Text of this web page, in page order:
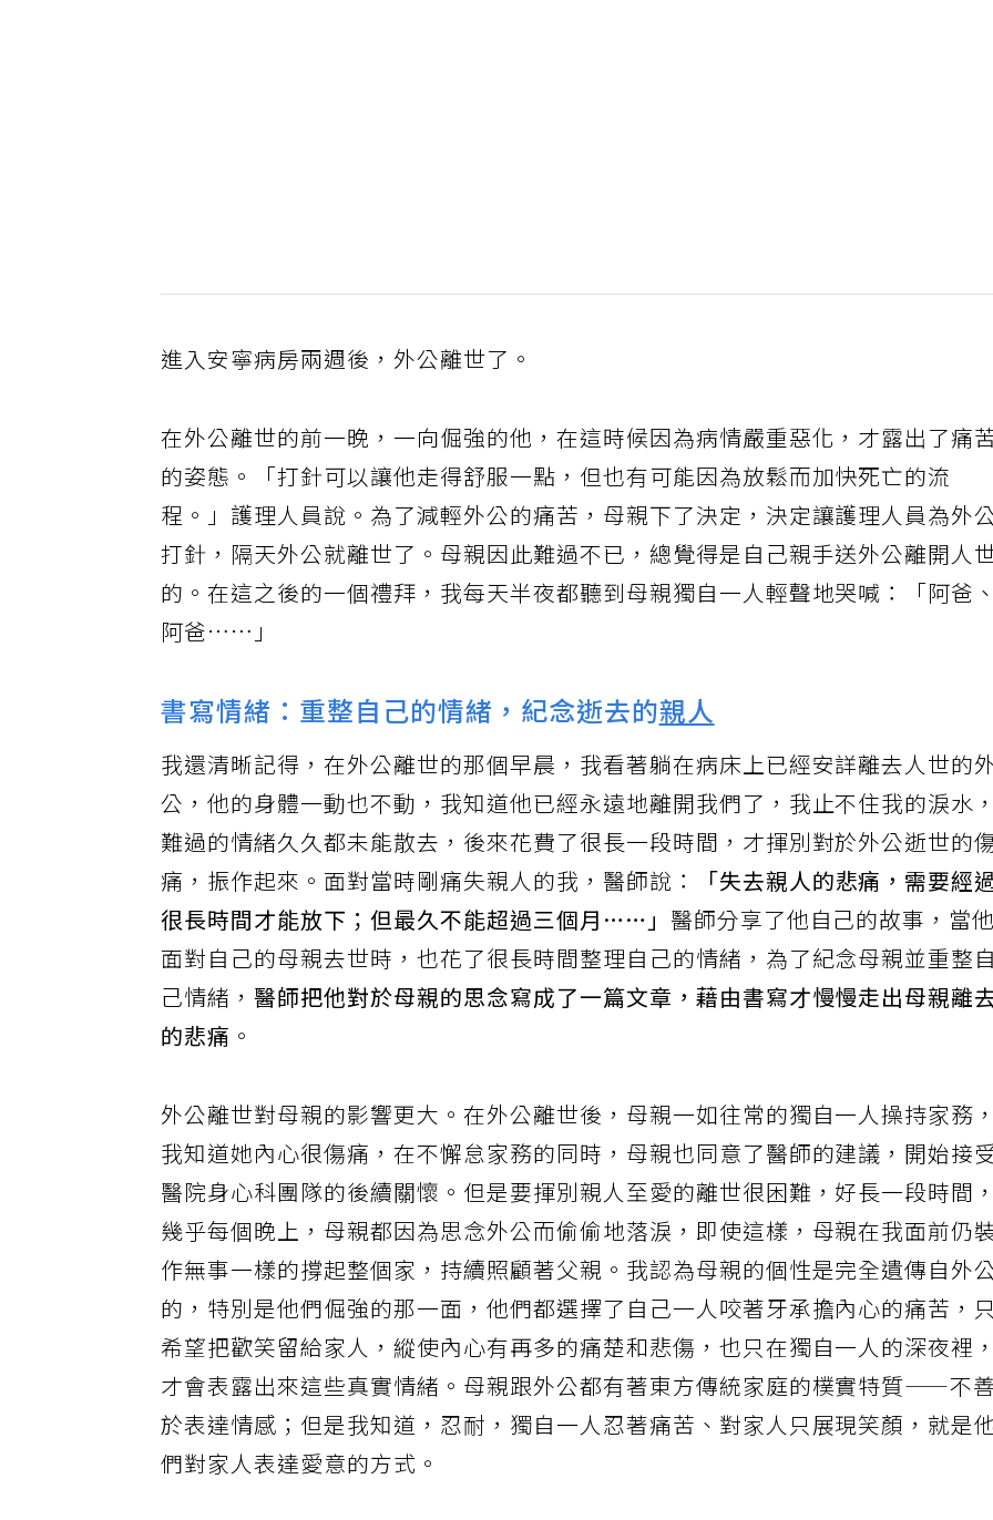
進入安寧病房兩週後，外公離世了。
在外公離世的前一晚，一向倔強的他，在這時候因為病情嚴重惡化，才露出了痛苦
的姿態。「打針可以讓他走得舒服一點，但也有可能因為放鬆而加快死亡的流
程。」護理人員說。為了減輕外公的痛苦，母親下了決定，決定讓護理人員為外公
打針，隔天外公就離世了。母親因此難過不已，總覺得是自己親手送外公離開人
的。在這之後的一個禮拜，我每天半夜都聽到母親獨自一人輕聲地哭喊：「阿爸、
阿爸……」
書寫情緒：重整自己的情緒，紀念逝去的親人
我還清晰記得，在外公離世的那個早晨，我看著躺在病床上已經安詳離去人世的外
公，他的身體一動也不動，我知道他已經永遠地離開我們了，我止不住我的淚水，
難過的情緒久久都未能散去，後來花費了很長一段時間，才揮別對於外公逝世的
痛，振作起來。面對當時剛痛失親人的我，醫師說：
「失去親人的悲痛，需要經
很長時間才能放下；但最久不能超過三個月……」 醫師分享了他自己的故事，當他
面對自己的母親去世時，也花了很長時間整理自己的情緒，為了紀念母親並重整自
己情緒， 醫師把他對於母親的思念寫成了一篇文章，藉由書寫才慢慢走出母親離去
的悲痛
外公離世對母親的影響更大。在外公離世後，母親一如往常的獨自一人操持家務，
我知道她內心很傷痛，在不懈怠家務的同時，母親也同意了醫師的建議，開始接
醫院身心科團隊的後續關懷。但是要揮別親人至愛的離世很困難，好長一段時間，
幾乎每個晚上，母親都因為思念外公而偷偷地落淚，即使這樣，母親在我面前仍
作無事一樣的撐起整個家，持續照顧著父親。我認為母親的個性是完全遺傳自外公
的，特別是他們倔強的那一面，他們都選擇了自己一人咬著牙承擔內心的痛苦，只
希望把歡笑留給家人，縱使內心有再多的痛楚和悲傷，也只在獨自一人的深夜裡，
才會表露出來這些真實情緒。母親跟外公都有著東方傳統家庭的樸實特質——不善
於表達情感；但是我知道，忍耐，獨自一人忍著痛苦、對家人只展現笑顏，就是
們對家人表達愛意的方式。